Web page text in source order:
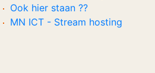
Ook hier staan ??
MN ICT - Stream hosting